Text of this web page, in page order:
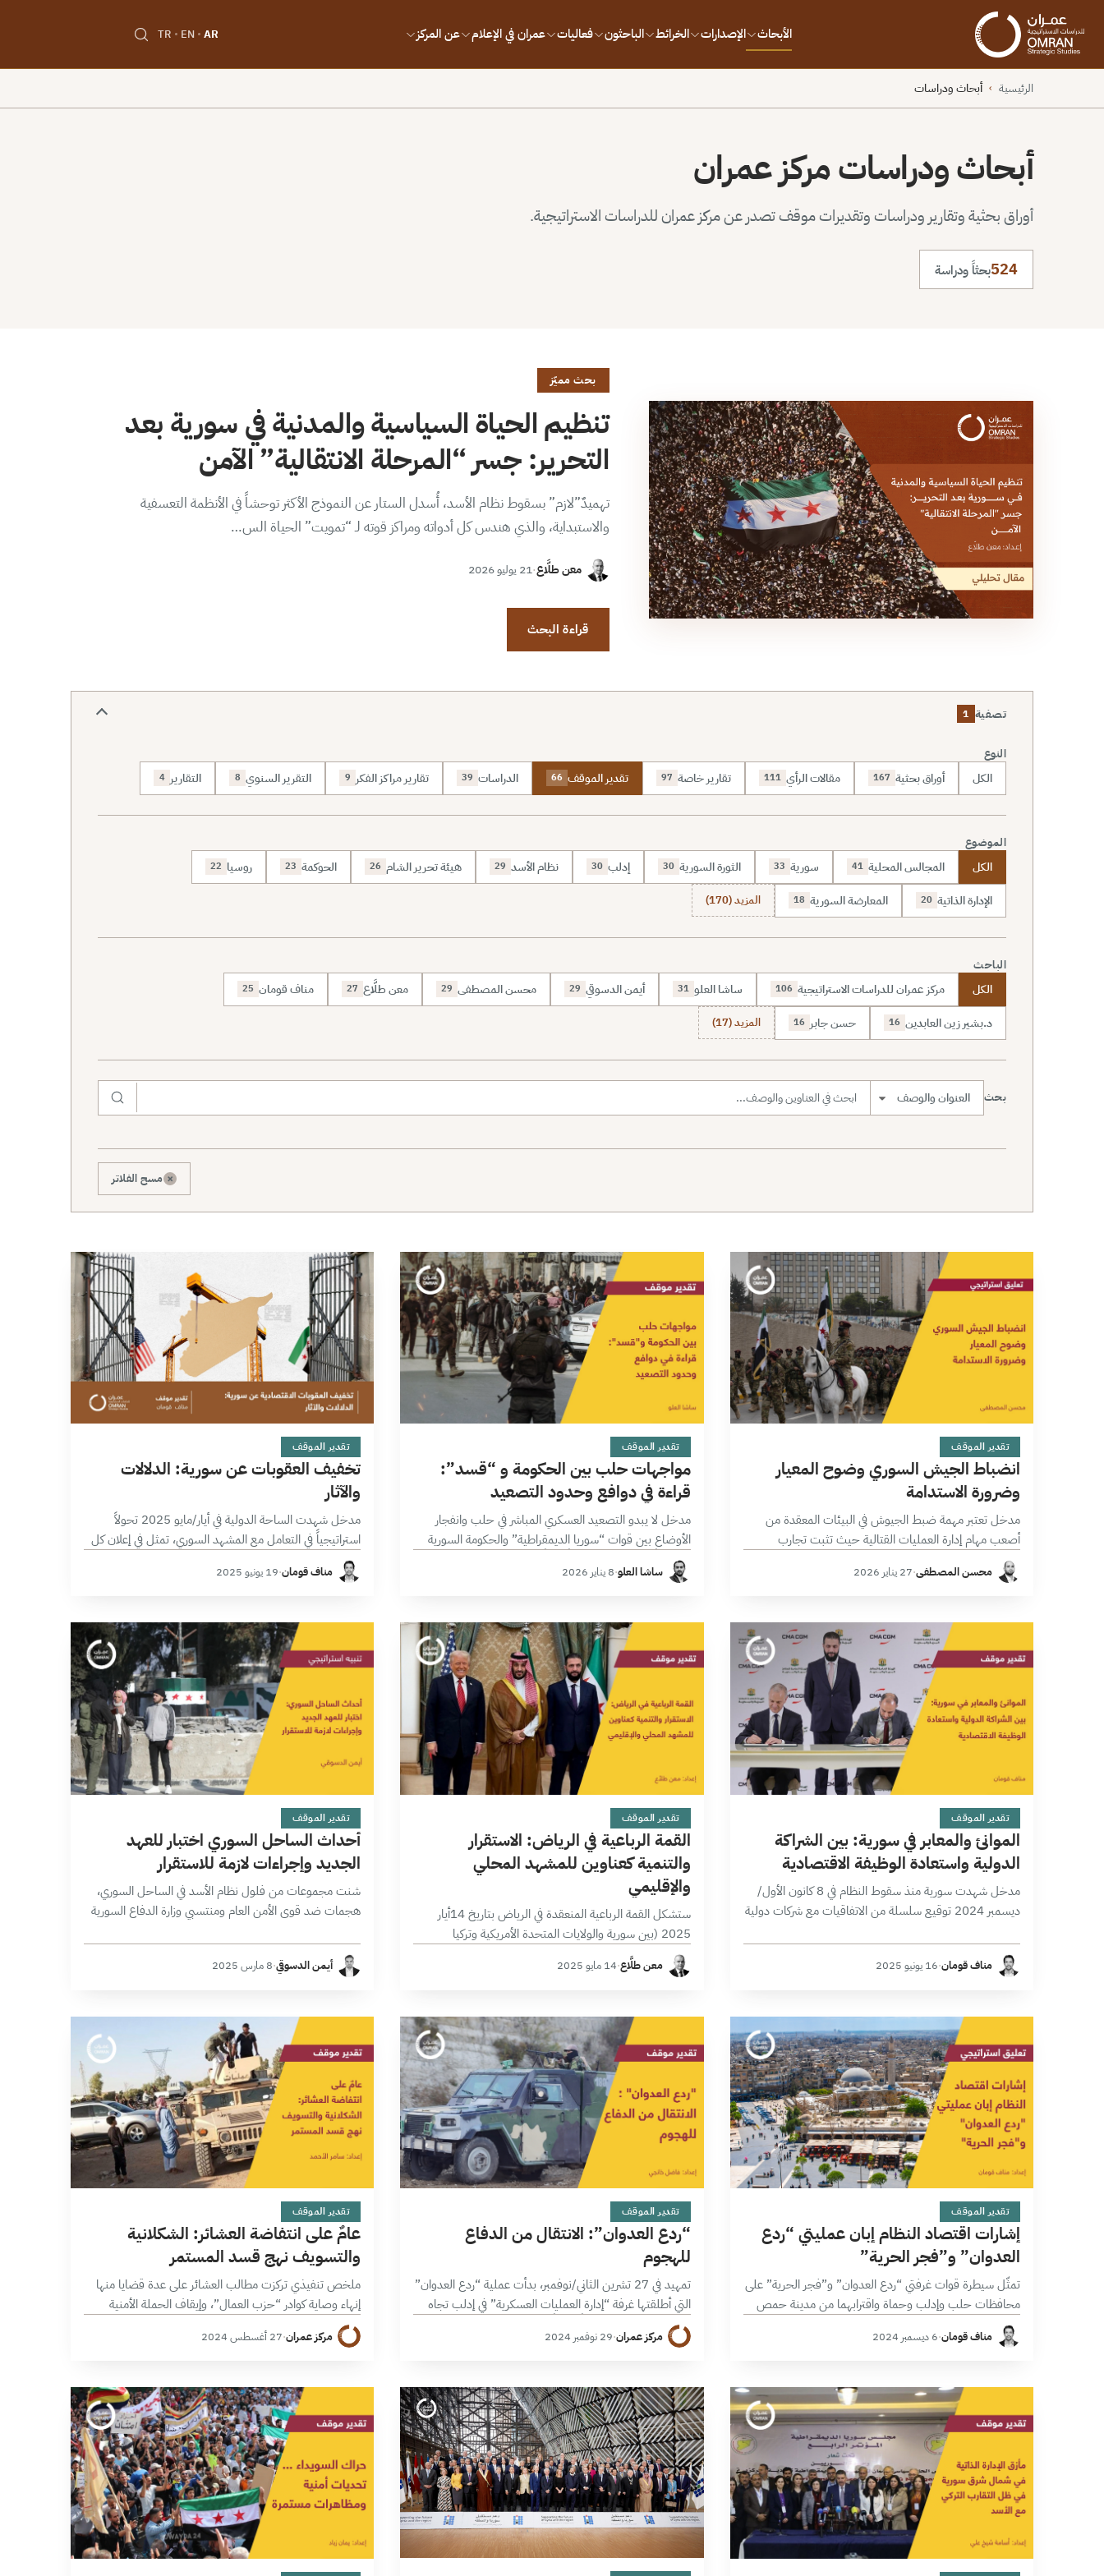
الأبحاث الإصدارات الخرائط الباحثون فعاليات عمران في الإعلام عن المركز AR
EN
TR
الرئيسية › أبحاث ودراسات
أبحاث ودراسات مركز عمران
أوراق بحثية وتقارير ودراسات وتقديرات موقف تصدر عن مركز عمران للدراسات الاستراتيجية.
524بحثاً ودراسة
بحث مميّز
تنظيم الحياة السياسية والمدنية في سورية بعد
التحرير: جسر “المرحلة الانتقالية” الآمن
تهميدٌ”لازم” بسقوط نظام الأسد، أُسدل الستار عن النموذج الأكثر توحشاً في الأنظمة التعسفية
والاستبداية، والذي هندس كل أدواته ومراكز قوته لـ “تمويت” الحياة الس…
معن طلَّاع·21 يوليو 2026
قراءة البحث
تصفية 1
النوع
الكل أوراق بحثية 167 مقالات الرأي 111 تقارير خاصة 97 تقدير الموقف 66 الدراسات 39 تقارير مراكز الفكر 9 التقرير السنوي 8 التقارير 4
الموضوع
الكل المجالس المحلية 41 سورية 33 الثورة السورية 30 إدلب 30 نظام الأسد 29 هيئة تحرير الشام 26 الحوكمة 23 روسيا 22
الإدارة الذاتية 20 المعارضة السورية 18 المزيد (170)
الباحث
الكل مركز عمران للدراسات الاستراتيجية 106 ساشا العلو 31 أيمن الدسوقي 29 محسن المصطفى 29 معن طلَّاع 27 مناف قومان 25
د.بشير زين العابدين 16 حسن جابر 16 المزيد (17)
بحث نطاق البحث
× مسح الفلاتر
6 دقائق
تقدير الموقف
انضباط الجيش السوري وضوح المعيار
وضرورة الاستدامة
مدخل تعتبر مهمة ضبط الجيوش في البيئات المعقدة من
أصعب مهام إدارة العمليات القتالية حيث تثبت تجارب
الجيوش الكبرى، ومنها الجيش الأمريكي في العراق وأفغانستان
أن الانضباط لا يتولد تلقائياً…
محسن المصطفى·27 يناير 2026
13 دقائق
تقدير الموقف
مواجهات حلب بين الحكومة و “قسد”:
قراءة في دوافع وحدود التصعيد
مدخل لا يبدو التصعيد العسكري المباشر في حلب وانفجار
الأوضاع بين قوات “سوريا الديمقراطية” والحكومة السورية
مُستغرباً، بقدر ما بدا متوقعاً وفقاً للمعطيات السياسية
والعسكرية الأخيرة، خاصة بعد مناوشات وحوادث…
ساشا العلو·8 يناير 2026
10 دقائق
تقدير الموقف
تخفيف العقوبات عن سورية: الدلالات
والآثار
مدخل شهدت الساحة الدولية في أيار/مايو 2025 تحولاً
استراتيجياً في التعامل مع المشهد السوري، تمثل في إعلان كل
من الولايات المتحدة الأمريكية والاتحاد الأوروبي عن تخفيف
العقوبات الاقتصادية المفروضة على…
مناف قومان·19 يونيو 2025
9 دقائق
تقدير الموقف
الموانئ والمعابر في سورية: بين الشراكة
الدولية واستعادة الوظيفة الاقتصادية
مدخل شهدت سورية منذ سقوط النظام في 8 كانون الأول/
ديسمبر 2024 توقيع سلسلة من الاتفاقيات مع شركات دولية
تطوير وتحديث البنية التحتية،…
مناف قومان·16 يونيو 2025
5 دقائق
تقدير الموقف
القمة الرباعية في الرياض: الاستقرار
والتنمية كعناوين للمشهد المحلي
والإقليمي
ستشكل القمة الرباعية المنعقدة في الرياض بتاريخ 14أيار
2025 (بين سورية والولايات المتحدة الأمريكية وتركيا
والمملكة العربية السعودية) نقطة تحول بارزة في أطر التفاعلات
السياسية الإقليمية، كونها تؤسس لديناميات تعاطٍ…
معن طلَّاع·14 مايو 2025
4 دقائق
تقدير الموقف
أحداث الساحل السوري اختبار للعهد
الجديد وإجراءات لازمة للاستقرار
شنت مجموعات من فلول نظام الأسد في الساحل السوري،
هجمات ضد قوى الأمن العام ومنتسبي وزارة الدفاع السورية
الأولى من نوعها…
أيمن الدسوقي·8 مارس 2025
4 دقائق
تقدير الموقف
إشارات اقتصاد النظام إبان عمليتي “ردع
العدوان” و”فجر الحرية”
تمثّل سيطرة قوات غرفتي “ردع العدوان” و”فجر الحرية” على
محافظات حلب وإدلب وحماة واقترابهما من مدينة حمص
ضمن عملية “ردع العدوان”، نقطة تحول استراتيجية في
المشهد السوري بعد أن اتسم…
مناف قومان·6 ديسمبر 2024
7 دقائق
تقدير الموقف
“ردع العدوان”: الانتقال من الدفاع
للهجوم
تمهيد في 27 تشرين الثاني/نوفمبر، بدأت عملية “ردع العدوان”
التي أطلقتها غرفة “إدارة العمليات العسكرية” في إدلب تجاه
مدينة حلب محرزةً تقدُّماً سريعاً من عدة محاور، ليدخل النزاع
السوري في…
مركز عمران·29 نوفمبر 2024
12 دقائق
تقدير الموقف
عامٌ على انتفاضة العشائر: الشكلانية
والتسويف نهج قسد المستمر
ملخص تنفيذي تركزت مطالب العشائر على عدة قضايا منها
إنهاء وصاية كوادر “حزب العمال”، وإيقاف الحملة الأمنية
وفتح تحقيق بالانتهاكات، إضافة لمطالب سياسية كالسماح
بالحراك المدني والسياسي ناهيك عن المطالب…
مركز عمران·27 أغسطس 2024
8 دقائق 6 دقائق 11 دقائق